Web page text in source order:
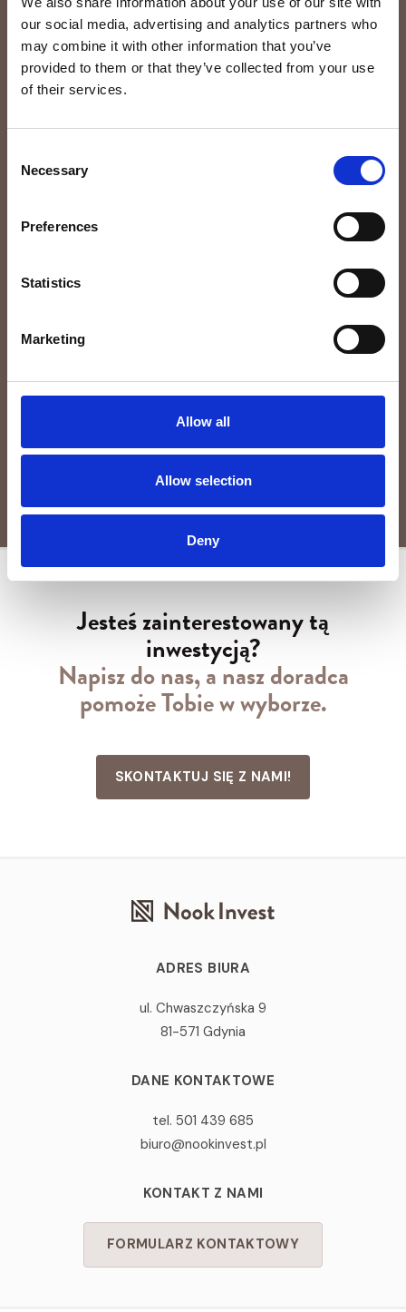
our social media, advertising and analytics partners who
may combine it with other information that you’ve
provided to them or that they’ve collected from your use
of their services.
Selection
Necessary
Preferences
Statistics
Marketing
Allow all
Allow selection
Deny
Imię i nazwisko
Numer tel.
Wiadomość
osobowych w celu odpowiedzi na przesłane
przeze mnie zapytanie.
Jesteś zainterestowany tą
inwestycją?
Napisz do nas, a nasz doradca
pomoże Tobie w wyborze.
SKONTAKTUJ SIĘ Z NAMI!
ADRES BIURA
ul. Chwaszczyńska 9
81-571 Gdynia
DANE KONTAKTOWE
tel. 501 439 685
biuro@nookinvest.pl
KONTAKT Z NAMI
FORMULARZ KONTAKTOWY